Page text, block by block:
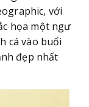
với
họa một ngư
cá vào buổi
đẹp nhất